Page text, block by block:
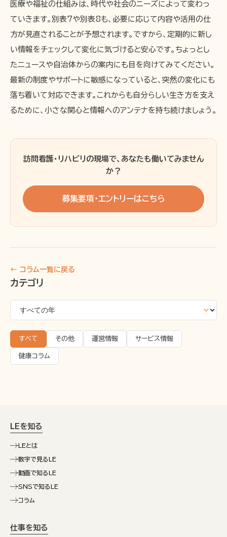
医療や福祉の仕組みは、時代や社会のニーズによって変わっ
ていきます。別表7や別表8も、必要に応じて内容や活用の仕
方が見直されることが予想されます。ですから、定期的に新し
い情報をチェックして変化に気づけると安心です。ちょっとし
たニュースや自治体からの案内にも目を向けてみてください。
最新の制度やサポートに敏感になっていると、突然の変化にも
落ち着いて対応できます。これからも自分らしい生き方を支え
るために、小さな関心と情報へのアンテナを持ち続けましょう。
訪問看護・リハビリの現場で、あなたも働いてみません
か？
募集要項・エントリーはこちら
← コラム一覧に戻る
カテゴリ
すべて その他 運営情報 サービス情報
健康コラム
LEを知る
LEとは
数字で見るLE
動画で知るLE
SNSで知るLE
コラム
仕事を知る